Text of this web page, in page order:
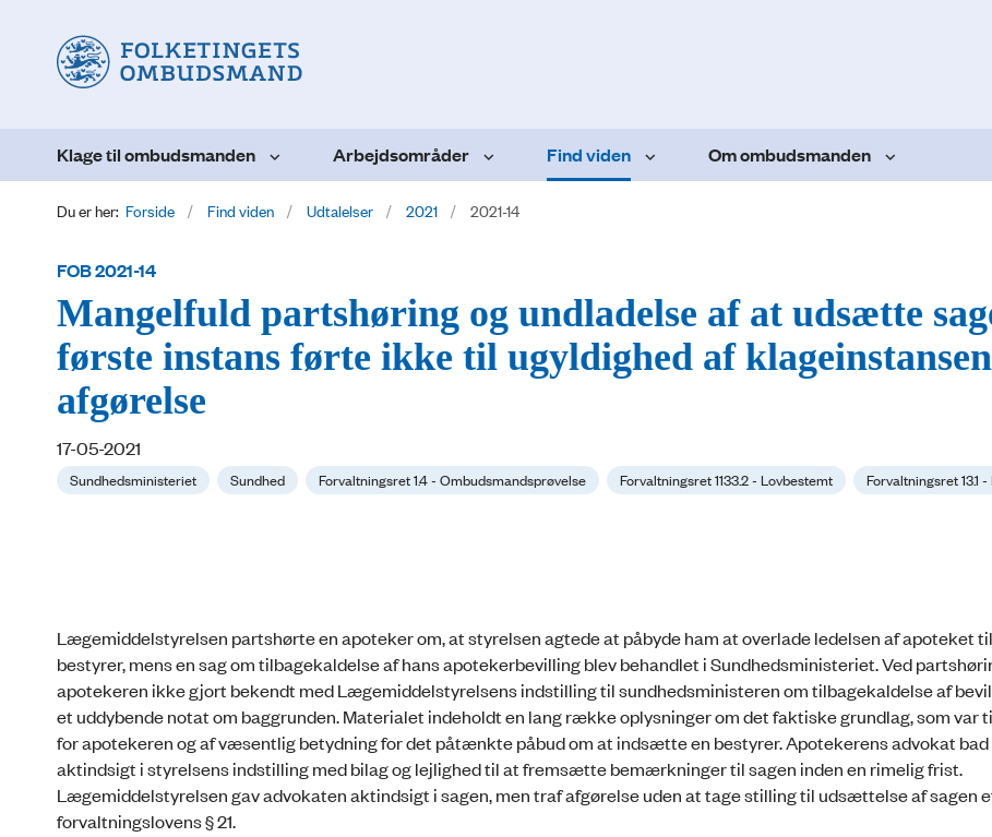
Klage til ombudsmanden Arbejdsområder Find viden Om ombudsmanden
Du er her: Forside Find viden Udtalelser 2021 2021-14
FOB 2021-14
Mangelfuld partshøring og undladelse af at udsætte
første instans førte ikke til ugyldighed af
afgørelse
17-05-2021
Sundhedsministeriet Sundhed Forvaltningsret 1.4 - Ombudsmandsprøvelse Forvaltningsret 1133.2 - Lovbestemt Forvaltningsret 13.1
Lægemiddelstyrelsen partshørte en apoteker om, at styrelsen agtede at påbyde ham at overlade ledelsen af apoteket
bestyrer, mens en sag om tilbagekaldelse af hans apotekerbevilling blev behandlet i Sundhedsministeriet. Ved
apotekeren ikke gjort bekendt med Lægemiddelstyrelsens indstilling til sundhedsministeren om tilbagekaldelse af
et uddybende notat om baggrunden. Materialet indeholdt en lang række oplysninger om det faktiske grundlag, som var
for apotekeren og af væsentlig betydning for det påtænkte påbud om at indsætte en bestyrer. Apotekerens advokat bad
aktindsigt i styrelsens indstilling med bilag og lejlighed til at fremsætte bemærkninger til sagen inden en rimelig frist.
Lægemiddelstyrelsen gav advokaten aktindsigt i sagen, men traf afgørelse uden at tage stilling til udsættelse af sagen
forvaltningslovens § 21.